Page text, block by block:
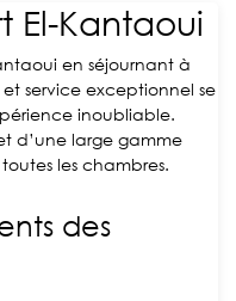
El-Kantaoui
en séjournant à
service exceptionnel se
inoubliable.
d’une large gamme
les chambres.
des